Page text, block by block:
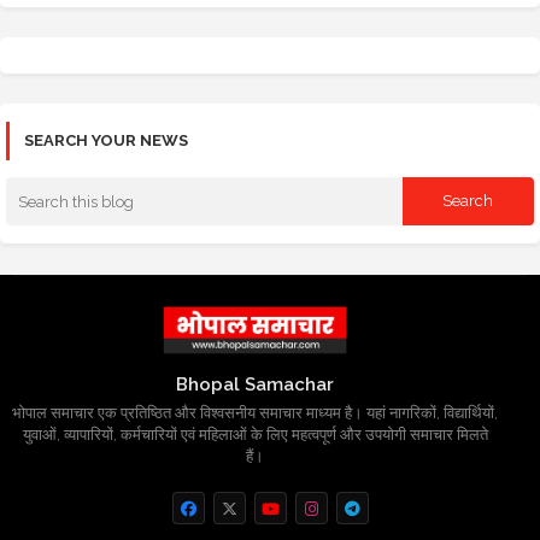
SEARCH YOUR NEWS
Bhopal Samachar
भोपाल समाचार एक प्रतिष्ठित और विश्वसनीय समाचार माध्यम है। यहां नागरिकों, विद्यार्थियों,
युवाओं, व्यापारियों, कर्मचारियों एवं महिलाओं के लिए महत्वपूर्ण और उपयोगी समाचार मिलते
हैं।